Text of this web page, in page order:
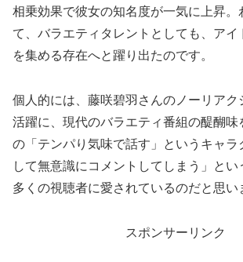
相乗効果で彼女の知名度が一気に上昇。
て、バラエティタレントとしても、アイ
を集める存在へと躍り出たのです。
個人的には、藤咲碧羽さんのノーリアク
活躍に、現代のバラエティ番組の醍醐味
の「テンパり気味で話す」というキャラ
して無意識にコメントしてしまう」とい
多くの視聴者に愛されているのだと思い
スポンサーリンク